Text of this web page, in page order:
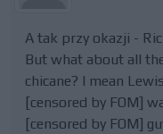
A tak przy okazji -
But what about all
chicane? I mean
[censored by FOM]
[censored by FOM]